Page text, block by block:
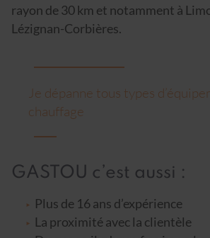
rayon de 30 km et notamment à
Lézignan-Corbières.
Je dépanne tous types
chauffage
GASTOU c’est aussi :
Plus de 16 ans d’expérience
La proximité avec la clientèle